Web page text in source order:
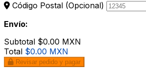
Código Postal (Opcional)
Envío:
Subtotal $0.00 MXN
Total $0.00 MXN
Revisar pedido y pagar